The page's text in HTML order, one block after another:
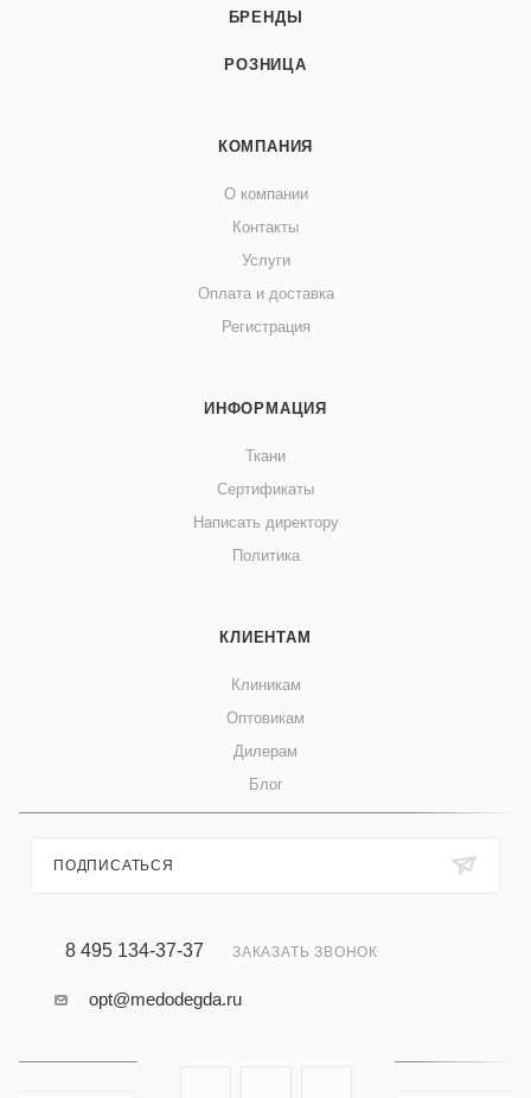
БРЕНДЫ
РОЗНИЦА
КОМПАНИЯ
О компании
Контакты
Услуги
Оплата и доставка
Регистрация
ИНФОРМАЦИЯ
Ткани
Сертификаты
Написать директору
Политика
КЛИЕНТАМ
Клиникам
Оптовикам
Дилерам
Блог
ПОДПИСАТЬСЯ
8 495 134-37-37 ЗАКАЗАТЬ ЗВОНОК
opt@medodegda.ru